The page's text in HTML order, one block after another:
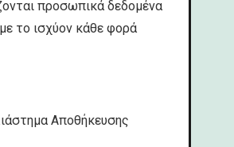
προσωπικά δεδομένα
το ισχύον κάθε φορά
Αποθήκευσης